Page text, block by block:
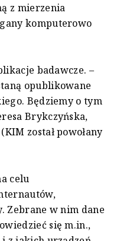
z mierzenia
komputerowo
badawcze. –
opublikowane
Będziemy o tym
Brykczyńska,
został powołany
celu
Zebrane w nim dane
się m.in.,